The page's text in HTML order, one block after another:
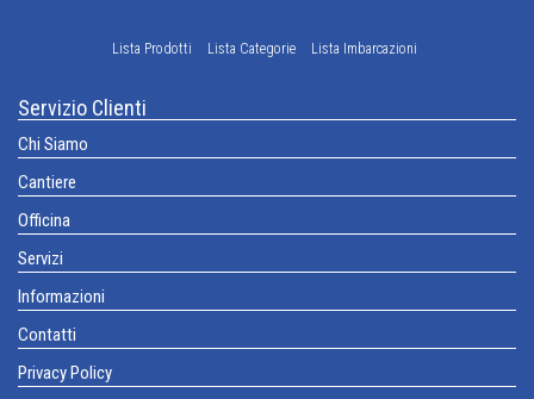
Lista Prodotti Lista Categorie Lista Imbarcazioni
Servizio Clienti
Chi Siamo
Cantiere
Officina
Servizi
Informazioni
Contatti
Privacy Policy